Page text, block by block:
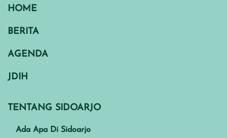
HOME
BERITA
AGENDA
JDIH
TENTANG SIDOARJO
Ada Apa Di Sidoarjo